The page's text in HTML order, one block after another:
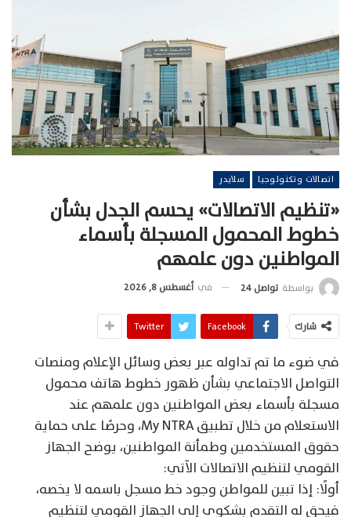
اتصالات وتكنولوجيا سلايدر
«تنظيم الاتصالات» يحسم الجدل بشأن
خطوط المحمول المسجلة بأسماء
المواطنين دون علمهم
بواسطة تواصل 24 في أغسطس 8, 2026
شارك Facebook
Twitter
في ضوء ما تم تداوله عبر بعض وسائل الإعلام ومنصات
التواصل الاجتماعي بشأن ظهور خطوط هاتف محمول
مسجلة بأسماء بعض المواطنين دون علمهم عند
الاستعلام من خلال تطبيق My NTRA، وحرصًا على حماية
حقوق المستخدمين وطمأنة المواطنين، يوضح الجهاز
القومي لتنظيم الاتصالات الآتي:
أولًا: إذا تبين للمواطن وجود خط مسجل باسمه لا يخصه،
فيحق له التقدم بشكوى إلى الجهاز القومي لتنظيم